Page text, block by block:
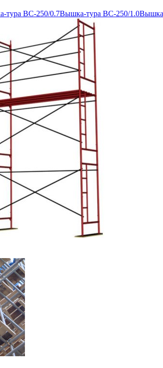
тура ВС-250/0.7Вышка-тура ВС-250/1.0